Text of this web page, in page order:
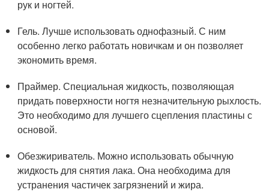
рук и ногтей.
Гель. Лучше использовать однофазный. С ним
особенно легко работать новичкам и он позволяет
экономить время.
Праймер. Специальная жидкость, позволяющая
придать поверхности ногтя незначительную рыхлость.
Это необходимо для лучшего сцепления пластины с
основой.
Обезжириватель. Можно использовать обычную
жидкость для снятия лака. Она необходима для
устранения частичек загрязнений и жира.